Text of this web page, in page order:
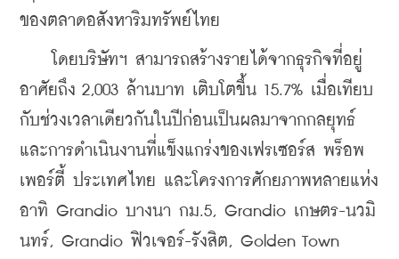
ของตลาดอสังหาริมทรัพย์ไทย
โดยบริษัทฯ สามารถสร้างรายได้จากธุรกิจที่อยู่
อาศัยถึง 2,003 ล้านบาท เติบโตขึ้น 15.7% เมื่อเทียบ
กับช่วงเวลาเดียวกันในปีก่อนเป็นผลมาจากกลยุทธ์
และการดำเนินงานที่แข็งแกร่งของเฟรเซอร์ส พร็อพ
เพอร์ตี้ ประเทศไทย และโครงการศักยภาพหลายแห่ง
อาทิ Grandio บางนา กม.5, Grandio เกษตร-นวมิ
นทร์, Grandio ฟิวเจอร์-รังสิต, Golden Town